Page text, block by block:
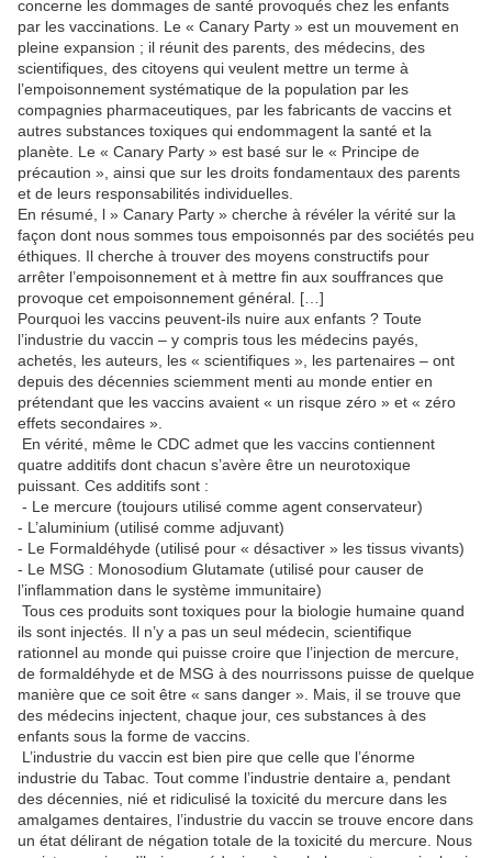
concerne les dommages de santé provoqués chez les enfants
par les vaccinations. Le « Canary Party » est un mouvement en
pleine expansion ; il réunit des parents, des médecins, des
scientifiques, des citoyens qui veulent mettre un terme à
l’empoisonnement systématique de la population par les
compagnies pharmaceutiques, par les fabricants de vaccins et
autres substances toxiques qui endommagent la santé et la
planète. Le « Canary Party » est basé sur le « Principe de
précaution », ainsi que sur les droits fondamentaux des parents
et de leurs responsabilités individuelles.
En résumé, l » Canary Party » cherche à révéler la vérité sur la
façon dont nous sommes tous empoisonnés par des sociétés peu
éthiques. Il cherche à trouver des moyens constructifs pour
arrêter l’empoisonnement et à mettre fin aux souffrances que
provoque cet empoisonnement général. […]
Pourquoi les vaccins peuvent-ils nuire aux enfants ? Toute
l’industrie du vaccin – y compris tous les médecins payés,
achetés, les auteurs, les « scientifiques », les partenaires – ont
depuis des décennies sciemment menti au monde entier en
prétendant que les vaccins avaient « un risque zéro » et « zéro
effets secondaires ».
En vérité, même le CDC admet que les vaccins contiennent
quatre additifs dont chacun s’avère être un neurotoxique
puissant. Ces additifs sont :
- Le mercure (toujours utilisé comme agent conservateur)
- L’aluminium (utilisé comme adjuvant)
- Le Formaldéhyde (utilisé pour « désactiver » les tissus vivants)
- Le MSG : Monosodium Glutamate (utilisé pour causer de
l’inflammation dans le système immunitaire)
Tous ces produits sont toxiques pour la biologie humaine quand
ils sont injectés. Il n’y a pas un seul médecin, scientifique
rationnel au monde qui puisse croire que l’injection de mercure,
de formaldéhyde et de MSG à des nourrissons puisse de quelque
manière que ce soit être « sans danger ». Mais, il se trouve que
des médecins injectent, chaque jour, ces substances à des
enfants sous la forme de vaccins.
L’industrie du vaccin est bien pire que celle que l’énorme
industrie du Tabac. Tout comme l’industrie dentaire a, pendant
des décennies, nié et ridiculisé la toxicité du mercure dans les
amalgames dentaires, l’industrie du vaccin se trouve encore dans
un état délirant de négation totale de la toxicité du mercure. Nous